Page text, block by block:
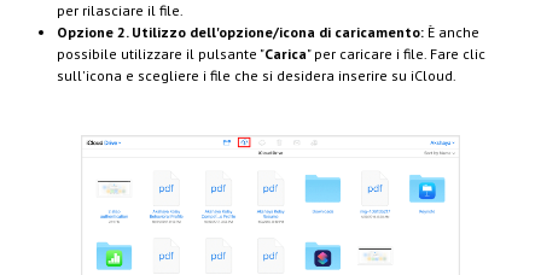
per rilasciare il file.
Opzione 2. Utilizzo dell'opzione/icona di caricamento:È anche
possibile utilizzare il pulsante "Carica" per caricare i file. Fare clic
sull'icona e scegliere i file che si desidera inserire su iCloud.